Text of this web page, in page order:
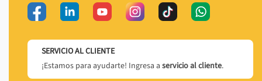
SERVICIO AL CLIENTE
¡Estamos para ayudarte! Ingresa a servicio al cliente.